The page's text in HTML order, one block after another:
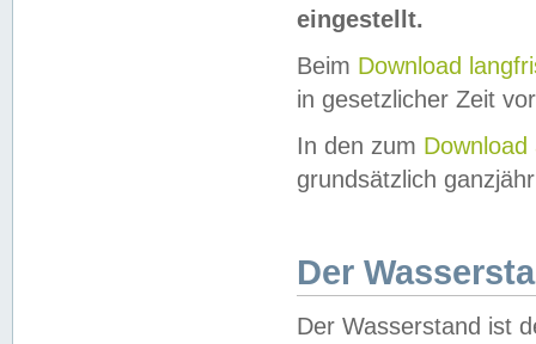
eingestellt.
Beim Download
in gesetzlicher Zeit
In den zum Download
grundsätzlich
Der
Der Wasserstand ist